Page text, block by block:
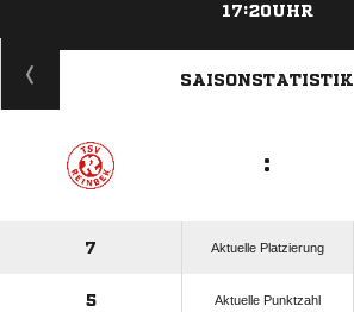
17:20UHR
ANZEIGE
SAISONSTATISTIK
:
7 Aktuelle Platzierung
5 Aktuelle Punktzahl